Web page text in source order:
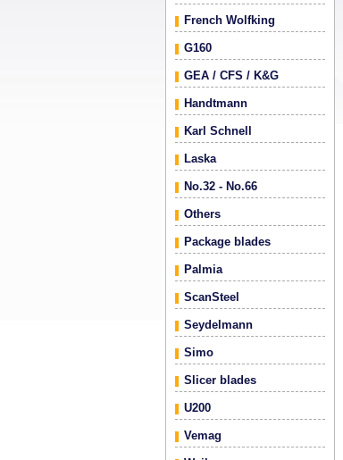
French Wolfking
G160
GEA / CFS / K&G
Handtmann
Karl Schnell
Laska
No.32 - No.66
Others
Package blades
Palmia
ScanSteel
Seydelmann
Simo
Slicer blades
U200
Vemag